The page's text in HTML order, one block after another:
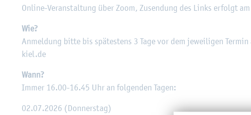
On­line-Ver­an­stal­tung über Zoom, Zu­sen­dung des Links er­folgt
Wie?
An­mel­dung bitte bis spä­tes­tens 3 Tage vor dem je­wei­li­gen Ter­min
kiel.​de
Wann?
Immer 16.00-16.45 Uhr an fol­gen­den Tagen:
02.07.2026 (Don­ners­tag)